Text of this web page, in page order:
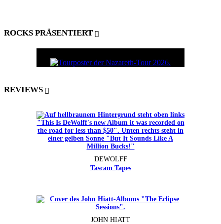
ROCKS PRÄSENTIERT
REVIEWS
DEWOLFF
Tascam Tapes
JOHN HIATT